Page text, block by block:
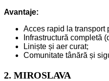
Avantaje:
Acces rapid la transport
Infrastructură completă
Liniște și aer curat;
Comunitate tânără și
2. MIROSLAVA